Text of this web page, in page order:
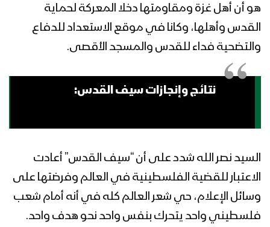
هو أن أهل غزة ومقاومتها دخلا المعركة لحماية
القدس وأهلها، وكانا في موقع الاستعداد للدفاع
والتضحية فداء للقدس والمسجد الأقصى.
نتائج وإنجازات سيف القدس:
السيد نصر الله شدد على أن “سيف القدس” أعادت
الاعتبار للقضية الفلسطينية في العالم وفرضتها على
وسائل الإعلام، حي شعر العالم كله في أنه أمام شعب
فلسطيني واحد يتحرك بنفس واحد نحو هدف واحد.